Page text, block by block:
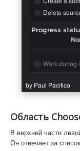
Область
В верхней части
Он отвечает за